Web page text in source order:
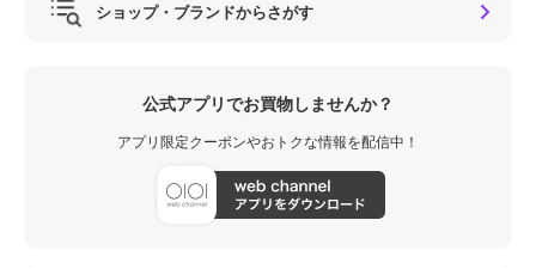
ショップ・ブランドからさがす
公式アプリでお買物しませんか？
アプリ限定クーポンやおトクな情報を配信中！